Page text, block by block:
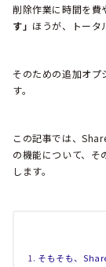
削除作業に時間を費
す」 ほうが、トータ
そのための追加オプ
す。
この記事では、
の機能について、そ
します。
そもそも、